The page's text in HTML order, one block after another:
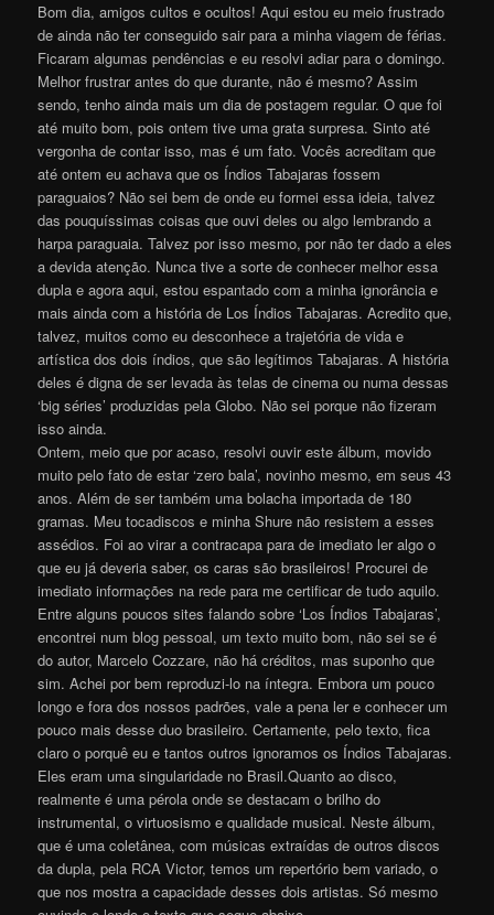
Bom dia, amigos cultos e ocultos! Aqui estou eu meio frustrado
de ainda não ter conseguido sair para a minha viagem de férias.
Ficaram algumas pendências e eu resolvi adiar para o domingo.
Melhor frustrar antes do que durante, não é mesmo? Assim
sendo, tenho ainda mais um dia de postagem regular. O que foi
até muito bom, pois ontem tive uma grata surpresa. Sinto até
vergonha de contar isso, mas é um fato. Vocês acreditam que
até ontem eu achava que os Índios Tabajaras fossem
paraguaios? Não sei bem de onde eu formei essa ideia, talvez
das pouquíssimas coisas que ouvi deles ou algo lembrando a
harpa paraguaia. Talvez por isso mesmo, por não ter dado a eles
a devida atenção. Nunca tive a sorte de conhecer melhor essa
dupla e agora aqui, estou espantado com a minha ignorância e
mais ainda com a história de Los Índios Tabajaras. Acredito que,
talvez, muitos como eu desconhece a trajetória de vida e
artística dos dois índios, que são legítimos Tabajaras. A história
deles é digna de ser levada às telas de cinema ou numa dessas
‘big séries’ produzidas pela Globo. Não sei porque não fizeram
isso ainda.
Ontem, meio que por acaso, resolvi ouvir este álbum, movido
muito pelo fato de estar ‘zero bala’, novinho mesmo, em seus 43
anos. Além de ser também uma bolacha importada de 180
gramas. Meu tocadiscos e minha Shure não resistem a esses
assédios. Foi ao virar a contracapa para de imediato ler algo o
que eu já deveria saber, os caras são brasileiros! Procurei de
imediato informações na rede para me certificar de tudo aquilo.
Entre alguns poucos sites falando sobre ‘Los Índios Tabajaras’,
encontrei num blog pessoal, um texto muito bom, não sei se é
do autor, Marcelo Cozzare, não há créditos, mas suponho que
sim. Achei por bem reproduzi-lo na íntegra. Embora um pouco
longo e fora dos nossos padrões, vale a pena ler e conhecer um
pouco mais desse duo brasileiro. Certamente, pelo texto, fica
claro o porquê eu e tantos outros ignoramos os Índios Tabajaras.
Eles eram uma singularidade no Brasil.Quanto ao disco,
realmente é uma pérola onde se destacam o brilho do
instrumental, o virtuosismo e qualidade musical. Neste álbum,
que é uma coletânea, com músicas extraídas de outros discos
da dupla, pela RCA Victor, temos um repertório bem variado, o
que nos mostra a capacidade desses dois artistas. Só mesmo